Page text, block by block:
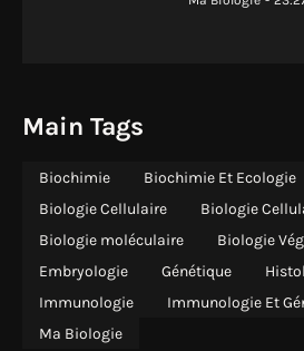
Main Tags
Biochimie Biochimie Et Ecologie
Biologie Cellulaire
Biologie
Biologie moléculaire
Biologie
Embryologie
Génétique
Immunologie
Immunologie Et
Ma Biologie